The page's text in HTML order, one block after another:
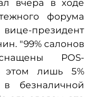
вчера в ходе
форума
президент
"99% салонов
POS-
этом лишь 5%
безналичной